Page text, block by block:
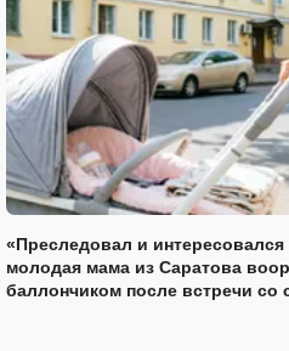
«Преследовал и интересовался
молодая мама из Саратова
баллончиком после встречи со